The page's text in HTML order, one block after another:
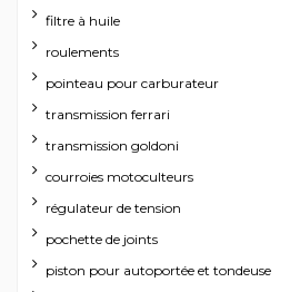
filtre à huile
roulements
pointeau pour carburateur
transmission ferrari
transmission goldoni
courroies motoculteurs
régulateur de tension
pochette de joints
piston pour autoportée et tondeuse